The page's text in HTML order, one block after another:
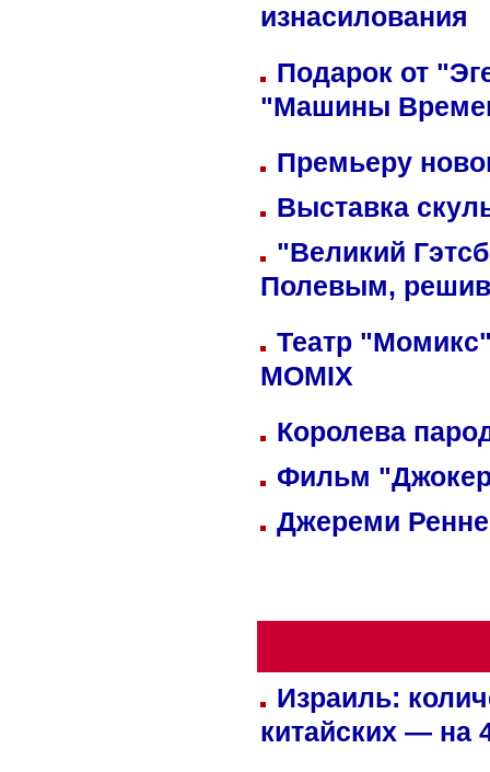
изнасилования
Подарок от
"Машины
Премьеру
Выставка
"Великий
Полевым,
Театр
MOMIX
Королева
Фильм
Джереми
Израиль:
китайских — на